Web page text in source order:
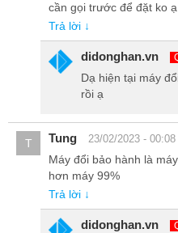
Điểm nổi bật về màn hình của
120HZ, trong một giây sẽ có
từ đó “khoảng hở” khi không
ta hìn thấy sẽ mượt mà hơn
bản của máy, lướt facebook,
game thì đều diễn ra một cách
cần gọi trước để đặt ko ạ
Trả lời ↓
didonghan.vn
Dạ hiện tại máy
rồi ạ
T Tung 23/02/2023 - 00:08
Máy đổi bảo hành là
hơn máy 99%
Trả lời ↓
didonghan.vn